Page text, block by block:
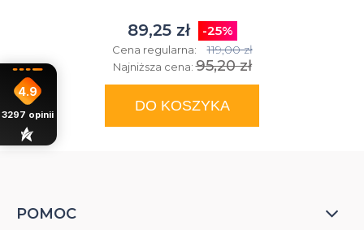
89,25 zł -25%
Cena regularna: 119,00 zł
Najniższa cena:95,20 zł
DO KOSZYKA
POMOC
4.9
3297 opinii